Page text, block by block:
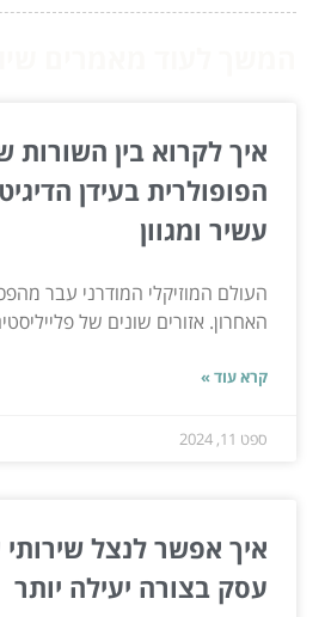
איך לקרוא בין השורות
הפופולרית בעידן
עשיר ומגוון
העולם המוזיקלי המודרני עבר
האחרון. אזורים שונים של
קרא עוד »
ספט 11, 2024
איך אפשר לנצל שירותי
עסק בצורה יעילה יותר